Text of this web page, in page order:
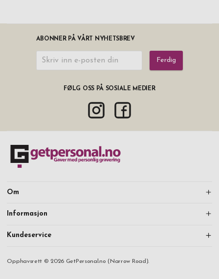
ABONNER PÅ VÅRT NYHETSBREV
Ferdig
FØLG OSS PÅ SOSIALE MEDIER
Om
Informasjon
Kundeservice
Opphavsrett © 2026 GetPersonal.no (Narrow Road).